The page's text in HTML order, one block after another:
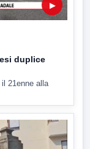
▶
duplice
21enne alla